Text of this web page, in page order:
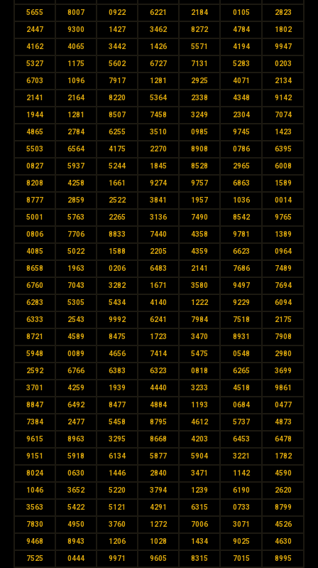
5655 8007 0922 6221 2184 0105 2823
2447 9300 1427 3462 8272 4784 1802
4162 4065 3442 1426 5571 4194 9947
5327 1175 5602 6727 7131 5283 0203
6703 1096 7917 1281 2925 4071 2134
2141 2164 8220 5364 2338 4348 9142
1944 1281 8507 7458 3249 2304 7074
4865 2784 6255 3510 0985 9745 1423
5503 6564 4175 2270 8908 0786 6395
0827 5937 5244 1845 8528 2965 6008
8208 4258 1661 9274 9757 6863 1589
8777 2859 2522 3841 1957 1036 0014
5001 5763 2265 3136 7490 8542 9765
0806 7706 8833 7440 4358 9781 1389
4085 5022 1588 2205 4359 6623 0964
8658 1963 0206 6483 2141 7686 7489
6760 7043 3282 1671 3580 9497 7694
6283 5305 5434 4140 1222 9229 6094
6333 2543 9992 6241 7984 7518 2175
8721 4589 8475 1723 3470 8931 7908
5948 0089 4656 7414 5475 0548 2980
2592 6766 6383 6323 0818 6265 3699
3701 4259 1939 4440 3233 4518 9861
8847 6492 8477 4884 1193 0684 0477
7384 2477 5458 8795 4612 5737 4873
9615 8963 3295 8668 4203 6453 6478
9151 5918 6134 5877 5904 3221 1782
8024 0630 1446 2840 3471 1142 4590
1046 3652 5220 3794 1239 6190 2620
3563 5422 5121 4291 6315 0733 8799
7830 4950 3760 1272 7006 3071 4526
9468 8943 1206 1028 1434 9025 4630
7525 0444 9971 9605 8315 7015 8995